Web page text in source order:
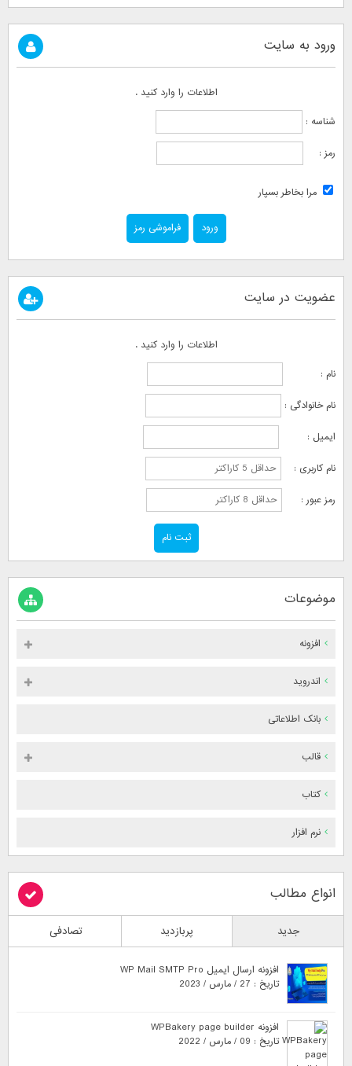
ورود به سایت
اطلاعات را وارد کنید .
شناسه :
رمز :
مرا بخاطر بسپار
فراموشی رمز
عضویت در سایت
اطلاعات را وارد کنید .
نام :
نام خانوادگی :
ایمیل :
نام کاربری :
رمز عبور :
موضوعات
افزونه
اندروید
بانک اطلاعاتی
قالب
کتاب
نرم افزار
انواع مطالب
جدید پربازدید تصادفی
افزونه ارسال ایمیل WP Mail SMTP Pro
تاریخ : 27 / مارس / 2023
افزونه WPBakery page builder
تاریخ : 09 / مارس / 2022